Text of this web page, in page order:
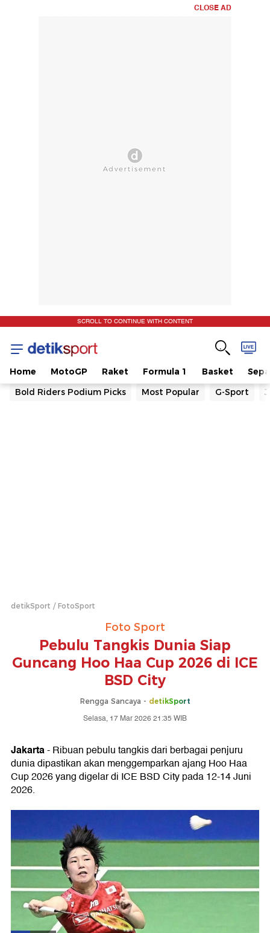
CLOSE AD
SCROLL TO CONTINUE WITH CONTENT
Home MotoGP Raket Formula 1 Basket
Bold Riders Podium Picks
Most Popular G-Sport
detikSport FotoSport
Foto Sport
Pebulu Tangkis Dunia Siap
Guncang Hoo Haa Cup 2026 di ICE
BSD City
Rengga Sancaya - detikSport
Selasa, 17 Mar 2026 21:35 WIB
Jakarta- Ribuan pebulu tangkis dari berbagai penjuru
dunia dipastikan akan menggemparkan ajang Hoo Haa
Cup 2026 yang digelar di ICE BSD City pada 12-14 Juni
2026.